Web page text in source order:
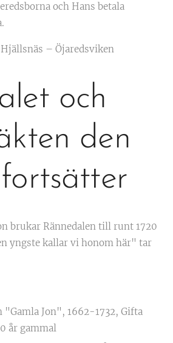
och Hans betala
– Öjaredsviken
och
den
brukar Rännedalen till runt 1720
yngste kallar vi honom här" tar
"Gamla Jon", 1662-1732, Gifta
år gammal